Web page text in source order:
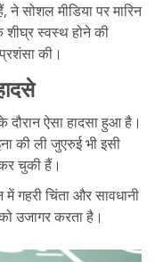
ने सोशल मीडिया पर मारिन
स्वस्थ होने की
की।
ऐसा हादसा हुआ है।
की ली जुएरुई भी इसी
चुकी हैं।
चिंता और सावधानी
उजागर करता है।